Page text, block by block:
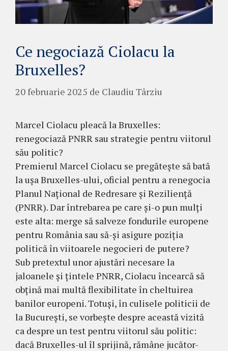
Ce negociază Ciolacu la
Bruxelles?
20 februarie 2025 de Claudiu Târziu
Marcel Ciolacu pleacă la Bruxelles:
renegociază PNRR sau strategie pentru viitorul
său politic?
Premierul Marcel Ciolacu se pregătește să bată
la ușa Bruxelles-ului, oficial pentru a renegocia
Planul Național de Redresare și Reziliență
(PNRR). Dar întrebarea pe care și-o pun mulți
este alta: merge să salveze fondurile europene
pentru România sau să-și asigure poziția
politică în viitoarele negocieri de putere?
Sub pretextul unor ajustări necesare la
jaloanele și țintele PNRR, Ciolacu încearcă să
obțină mai multă flexibilitate în cheltuirea
banilor europeni. Totuși, în culisele politicii de
la București, se vorbește despre această vizită
ca despre un test pentru viitorul său politic:
dacă Bruxelles-ul îl sprijină, rămâne jucător-